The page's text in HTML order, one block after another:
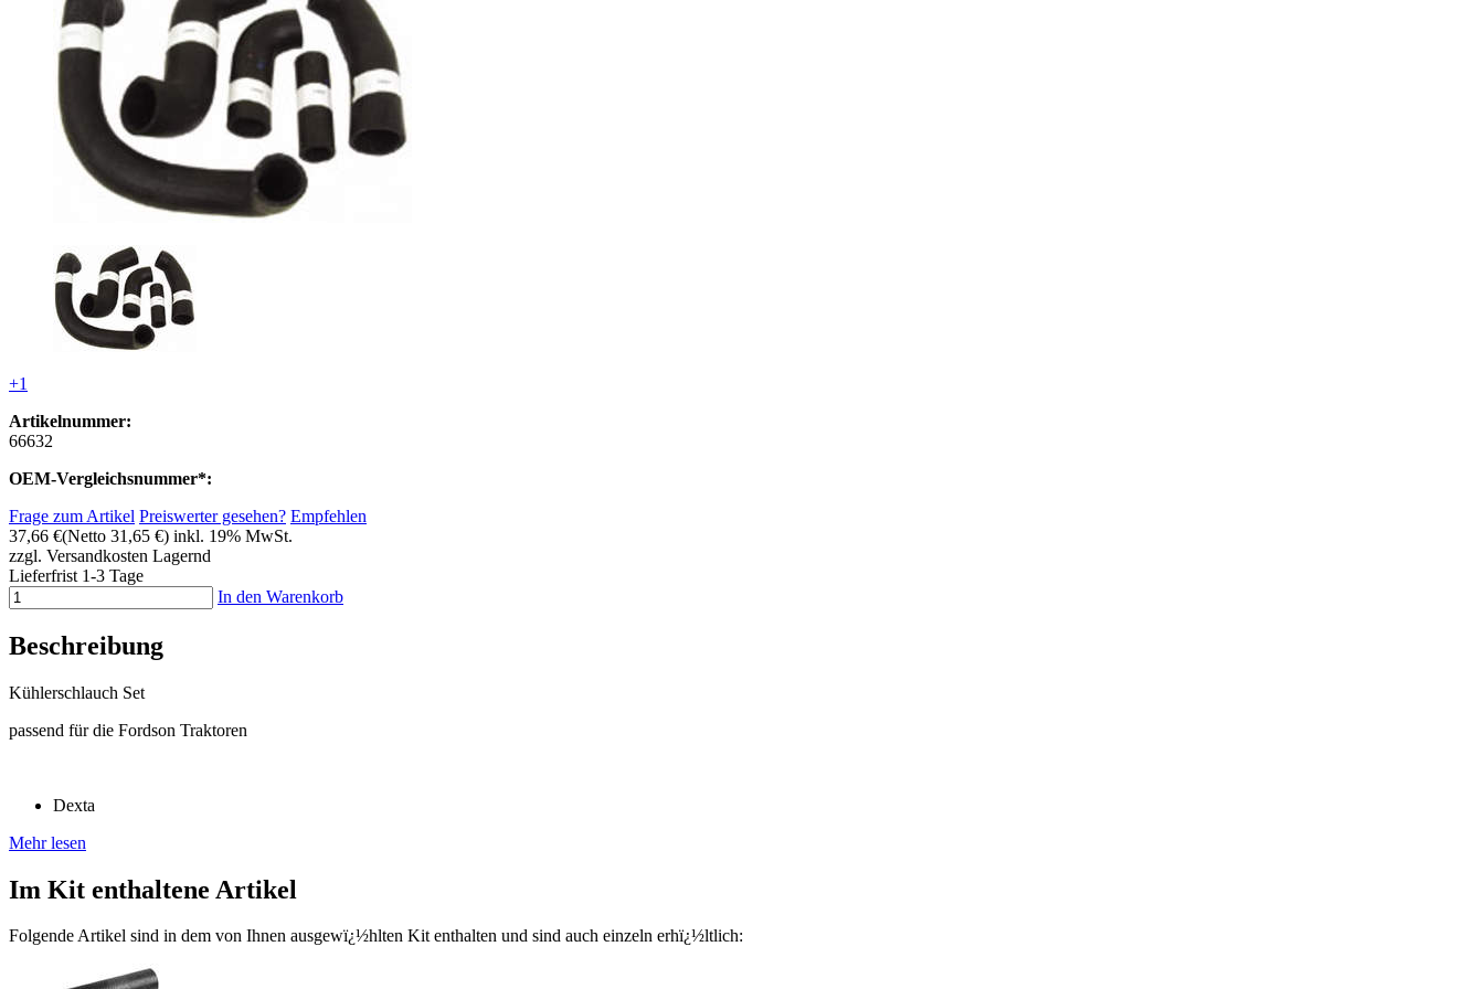
+1
Artikelnummer:
66632
OEM-Vergleichsnummer*:
Frage zum Artikel Preiswerter gesehen? Empfehlen
37,66 €(Netto 31,65 €) inkl. 19% MwSt.
zzgl. Versandkosten Lagernd
Lieferfrist 1-3 Tage
In den Warenkorb
Beschreibung
Kühlerschlauch Set
passend für die Fordson Traktoren
Dexta
Mehr lesen
Im Kit enthaltene Artikel
Folgende Artikel sind in dem von Ihnen ausgewï¿½hlten Kit enthalten und sind auch einzeln erhï¿½ltlich: